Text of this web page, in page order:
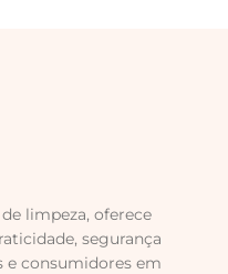
limpeza, oferece
segurança
e consumidores em